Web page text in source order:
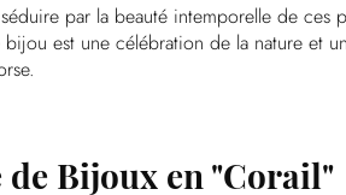
par la beauté intemporelle de ces
est une célébration de la nature et
Bijoux en "Corail"